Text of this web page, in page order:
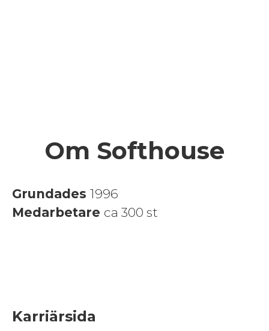
Om Softhouse
Grundades 1996
Medarbetare ca 300 st
Karriärsida